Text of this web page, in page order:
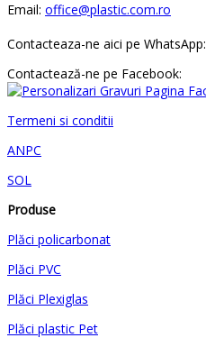
Email: office@plastic.com.ro
Contacteaza-ne aici pe WhatsApp:
Contactează-ne pe Facebook:
Termeni si conditii
ANPC
SOL
Produse
Plăci policarbonat
Plăci PVC
Plăci Plexiglas
Plăci plastic Pet